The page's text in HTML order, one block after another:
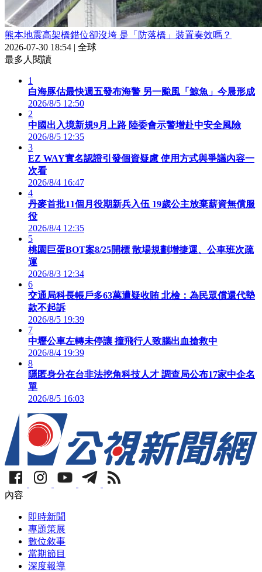
熊本地震高架橋錯位卻沒垮 是「防落橋」裝置奏效嗎？
2026-07-30 18:54 | 全球
最多人閱讀
1
白海豚估最快週五發布海警 另一颱風「鯨魚」今晨形成
2026/8/5 12:50
2
中國出入境新規9月上路 陸委會示警增赴中安全風險
2026/8/5 12:35
3
EZ WAY實名認證引發個資疑慮 使用方式與爭議內容一
次看
2026/8/4 16:47
4
丹麥首批11個月役期新兵入伍 19歲公主放棄薪資無償服
役
2026/8/4 12:35
5
桃園巨蛋BOT案8/25開標 散場規劃增捷運、公車班次疏
運
2026/8/3 12:34
6
交通局科長帳戶多63萬遭疑收賄 北檢：為民眾償還代墊
款不起訴
2026/8/5 19:39
7
中壢公車左轉未停讓 撞飛行人致腦出血搶救中
2026/8/4 19:39
8
隱匿身分在台非法挖角科技人才 調查局公布17家中企名
單
2026/8/5 16:03
內容
即時新聞
專題策展
數位敘事
當期節目
深度報導